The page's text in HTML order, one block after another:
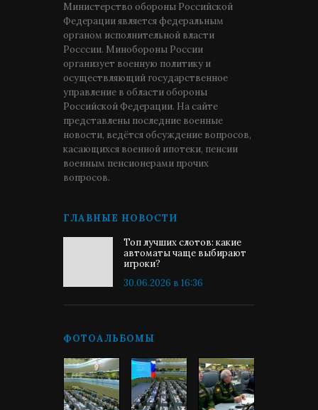
Министерство обороны Российской
Федерации является федеральным
органом исполнительной власти
Росссии. Минобороны России
организует военную политику и
осуществляющий государственное
управление в области обороны
Российской Федерации. На сайте
представлены последние военные
новости, ведётся обсуждение вопросов,
касающихся военной ипотеки, пенсии
военным пенсионерами прочих
вопросов.
ГЛАВНЫЕ НОВОСТИ
Топ лучших слотов: какие
автоматы чаще выбирают
игроки?
30.06.2026 в 16:36
ФОТОАЛЬБОМЫ